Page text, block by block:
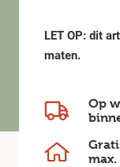
LET OP: dit
maten.
Op
max.